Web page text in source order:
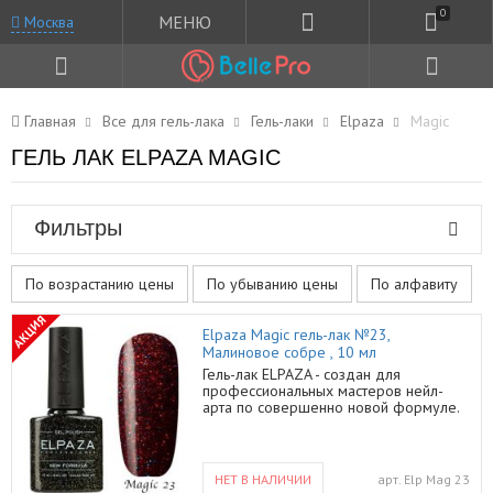
Москва МЕНЮ 0
Главная Все для гель-лака Гель-лаки Elpaza Magic
ГЕЛЬ ЛАК ELPAZA MAGIC
Фильтры
По возрастанию цены По убыванию цены По алфавиту
АКЦИЯ
Elpaza Magic гель-лак №23,
Малиновое собре , 10 мл
Гель-лак ELPAZA - создан для
профессиональных мастеров нейл-
арта по совершенно новой формуле.
королевский маникюр с помощью
НЕТ В НАЛИЧИИ арт. Elp Mag 23